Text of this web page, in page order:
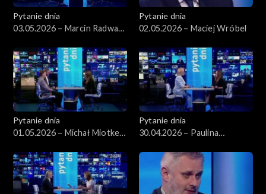
Pytanie dnia
03.05.2026 – Marcin Radwan-
Pytanie dnia
02.05.2026 – Maciej Wróbel
Pytanie dnia
01.05.2026 – Michał Miotke,
Pytanie dnia
30.04.2026 – Paulina